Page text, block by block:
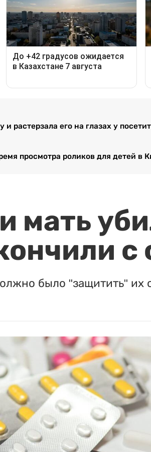
растерзала его на глазах у
просмотра роликов для детей в
мать
с
было "защитить" их